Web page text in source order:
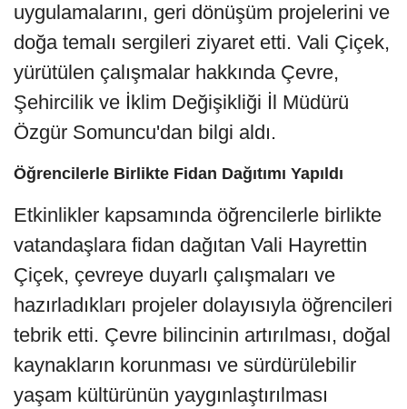
uygulamalarını, geri dönüşüm projelerini ve
doğa temalı sergileri ziyaret etti. Vali Çiçek,
yürütülen çalışmalar hakkında Çevre,
Şehircilik ve İklim Değişikliği İl Müdürü
Özgür Somuncu'dan bilgi aldı.
Öğrencilerle Birlikte Fidan Dağıtımı Yapıldı
Etkinlikler kapsamında öğrencilerle birlikte
vatandaşlara fidan dağıtan Vali Hayrettin
Çiçek, çevreye duyarlı çalışmaları ve
hazırladıkları projeler dolayısıyla öğrencileri
tebrik etti. Çevre bilincinin artırılması, doğal
kaynakların korunması ve sürdürülebilir
yaşam kültürünün yaygınlaştırılması